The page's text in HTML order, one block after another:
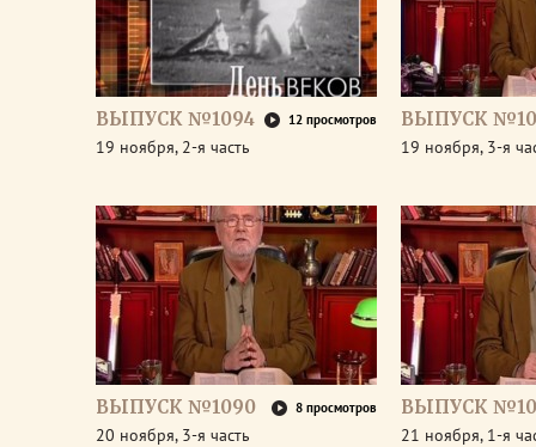
ВЫПУСК №1094 12 просмотров
19 ноября, 2-я часть
ВЫПУСК
19 ноября, 3-я
ВЫПУСК №1090 8 просмотров
20 ноября, 3-я часть
ВЫПУСК
21 ноября, 1-я